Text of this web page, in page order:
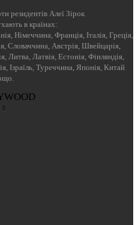
резидентів Алеї Зірок
в країнах:
Німеччина, Франція, Італія, Греція,
Словаччина, Австрія, Швейцарія,
Литва, Латвія, Естонія, Фінляндія,
Ізраїль, Туреччина, Японія, Китай